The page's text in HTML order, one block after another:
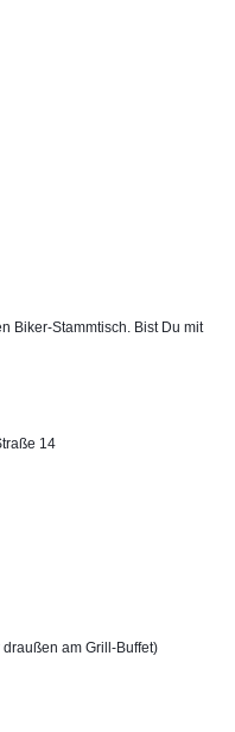
Biker-Stammtisch. Bist Du mit
14
am Grill-Buffet)